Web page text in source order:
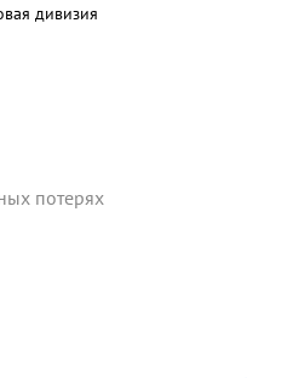
дивизия
потерях